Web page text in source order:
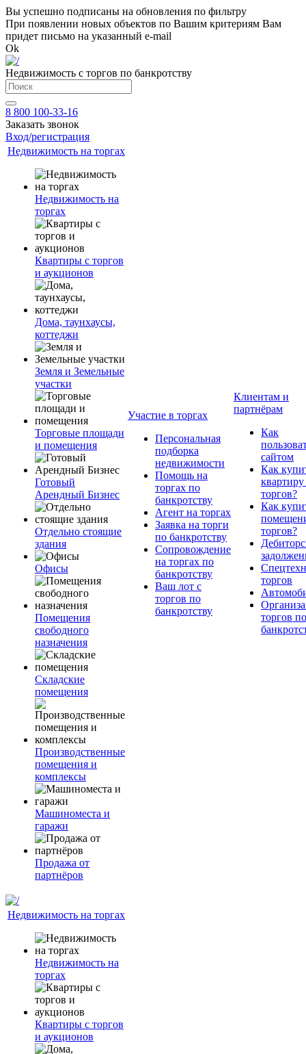
Вы успешно подписаны на обновления по фильтру
При появлении новых объектов по Вашим критериям Вам
придет письмо на указанный e-mail
Ok
Недвижимость с торгов по банкротству
8 800 100-33-16
Заказать звонок
Вход/регистрация
Недвижимость на торгах
Недвижимость на
торгах
Квартиры с торгов
и аукционов
Дома, таунхаусы,
коттеджи
Земля и Земельные
участки
Торговые площади
и помещения
Готовый
Арендный Бизнес
Отдельно стоящие
здания
Офисы
Помещения
свободного
назначения
Складские
помещения
Производственные
помещения и
комплексы
Машиноместа и
гаражи
Продажа от
партнёров
Участие в торгах
Персональная
подборка
недвижимости
Помощь на
торгах по
банкротству
Агент на торгах
Заявка на торги
по банкротству
Сопровождение
на торгах по
банкротству
Ваш лот с
торгов по
банкротству
Клиентам и
партнёрам
Как
сайтом
Как
квартиру
торгов?
Как
торгов?
торгов
торгов по
Недвижимость на торгах
Недвижимость на
торгах
Квартиры с торгов
и аукционов